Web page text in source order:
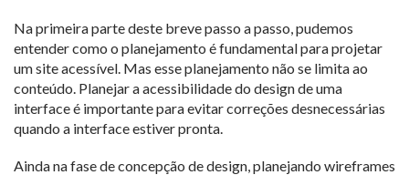
Na primeira parte deste breve passo a passo, pudemos
entender como o planejamento é fundamental para projetar
um site acessível. Mas esse planejamento não se limita ao
conteúdo. Planejar a acessibilidade do design de uma
interface é importante para evitar correções desnecessárias
quando a interface estiver pronta.
Ainda na fase de concepção de design, planejando wireframes